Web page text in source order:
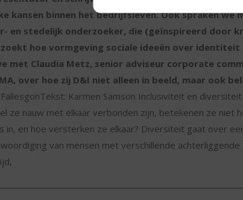
kansen binnen het bedrijfsleven. Ook spraken we
en stedelijk onderzoeker, die (geïnspireerd door
hoe vormgeving sociale ideeën over identiteit
met Claudia Metz, senior adviseur corporate
over hoe zij D&I niet alleen in beeld, maar ook
Karmen Samson Inclusiviteit en
ze nauw met elkaar verbonden zijn, betekenen ze niet
in, en hoe versterken ze elkaar? Diversiteit gaat over
van mensen met verschillende achterliggende